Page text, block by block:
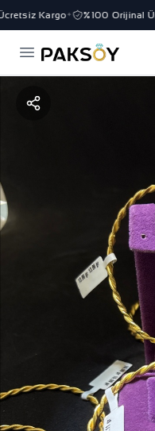
Kargo✦ %100 Orijinal